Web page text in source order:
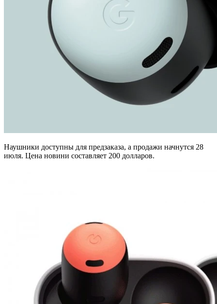
Наушники доступны для предзаказа, а продажи начнутся 28
июля. Цена новини составляет 200 долларов.